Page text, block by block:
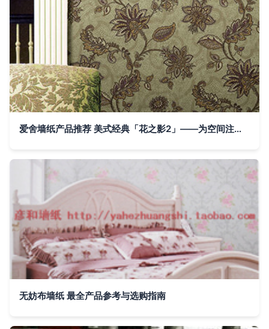
爱舍墙纸产品推荐 美式经典「花之影2」——为空间注入自然灵感
无妨布墙纸 最全产品参考与选购指南